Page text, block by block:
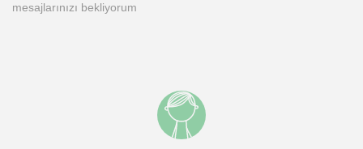
mesajlarınızı bekliyorum